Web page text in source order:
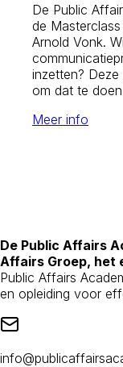
De Public
de
Arnold Vonk.
inzetten?
om dat te
Meer info
De Public Affairs
Affairs Groep, het
Public Affairs
en opleiding voor